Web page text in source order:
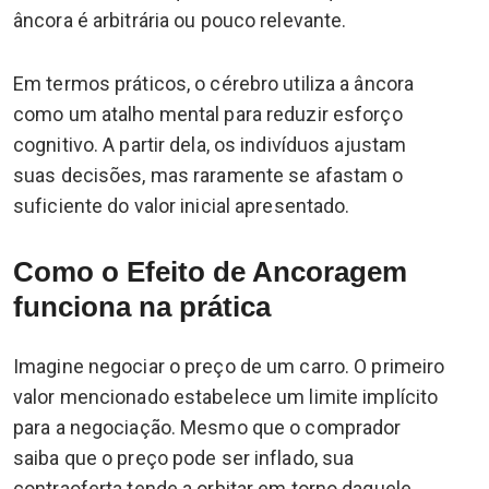
âncora é arbitrária ou pouco relevante.
Em termos práticos, o cérebro utiliza a âncora
como um atalho mental para reduzir esforço
cognitivo. A partir dela, os indivíduos ajustam
suas decisões, mas raramente se afastam o
suficiente do valor inicial apresentado.
Como o Efeito de Ancoragem
funciona na prática
Imagine negociar o preço de um carro. O primeiro
valor mencionado estabelece um limite implícito
para a negociação. Mesmo que o comprador
saiba que o preço pode ser inflado, sua